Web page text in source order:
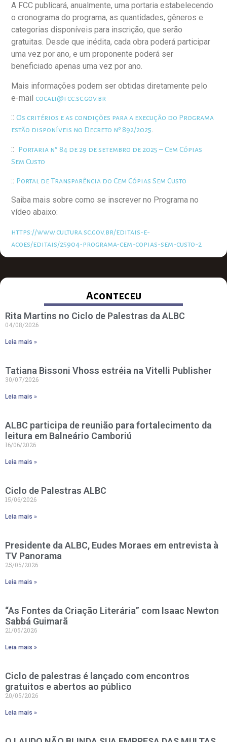
A FCC publicará, anualmente, uma portaria estabelecendo
o cronograma do programa, as quantidades, gêneros e
categorias disponíveis para inscrição, que serão
gratuitas. Desde que inédita, cada obra poderá participar
uma vez por ano, e um proponente poderá ser
beneficiado apenas uma vez por ano.
Mais informações podem ser obtidas diretamente pelo
e-mail cocali@fcc.sc.gov.br
:: Os critérios e as condições para a execução do Programa
estão disponíveis no Decreto nº 892/2025.
::
Portaria n° 84 de 29 de setembro de 2025 – Cem Cópias
Sem Custo
:: Portal de Transparência do Cem Cópias Sem Custo
Saiba mais sobre como se inscrever no Programa no
vídeo abaixo:
https://www.cultura.sc.gov.br/editais-e-
acoes/editais/25904-programa-cem-copias-sem-custo-2
Aconteceu
Rita Martins no Ciclo de Palestras da ALBC
04/08/2026
Leia mais »
Tatiana Bissoni Vhoss estréia na Vitelli Publisher
30/07/2026
Leia mais »
ALBC participa de reunião para fortalecimento da
leitura em Balneário Camboriú
16/06/2026
Leia mais »
Ciclo de Palestras ALBC
15/06/2026
Leia mais »
Presidente da ALBC, Eudes Moraes em entrevista à
TV Panorama
25/05/2026
Leia mais »
“As Fontes da Criação Literária” com Isaac Newton
Sabbá Guimarã
21/05/2026
Leia mais »
Ciclo de palestras é lançado com encontros
gratuitos e abertos ao público
20/05/2026
Leia mais »